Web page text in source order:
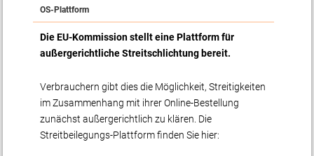
OS-Plattform
Die EU-Kommission stellt eine Plattform für
außergerichtliche Streitschlichtung bereit.
Verbrauchern gibt dies die Möglichkeit, Streitigkeiten
im Zusammenhang mit ihrer Online-Bestellung
zunächst außergerichtlich zu klären. Die
Streitbeilegungs-Plattform finden Sie hier: